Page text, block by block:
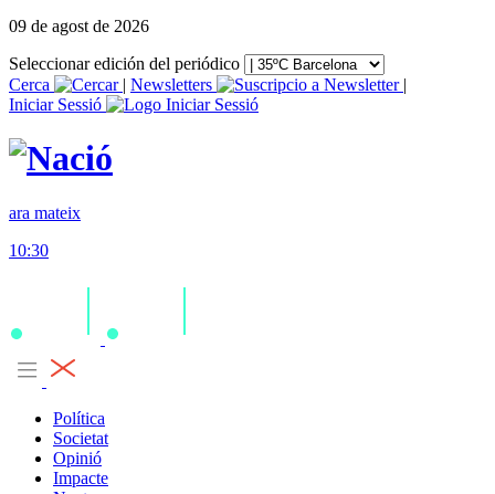
09 de agost de 2026
Seleccionar edición del periódico
Cerca
| Newsletters
|
Iniciar Sessió
ara mateix
10:30
Política
Societat
Opinió
Impacte